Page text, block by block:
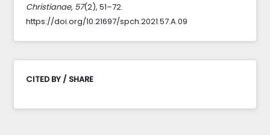
Christianae, 57(2), 51–72.
https://doi.org/10.21697/spch.2021.57.A.09
CITED BY / SHARE